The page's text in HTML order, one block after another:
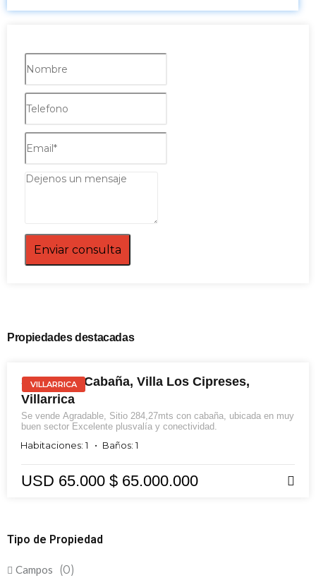
Enviar consulta
Propiedades destacadas
VILLARRICA
VENTA
Sitio, Con Cabaña, Villa Los Cipreses,
Villarrica
Se vende Agradable, Sitio 284,27mts con cabaña, ubicada en muy
buen sector Excelente plusvalía y conectividad.
Habitaciones: 1 Baños: 1
USD 65.000 $ 65.000.000
Tipo de Propiedad
Campos (0)